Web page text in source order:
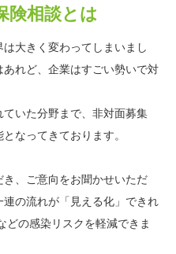
険相談とは
大きく変わってしまいまし
れど、企業はすごい勢いで対
いた分野まで、非対面募集
なってきております。
、ご意向をお聞かせいただ
の流れが「見える化」できれ
どの感染リスクを軽減できま